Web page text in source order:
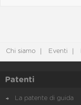
Chi siamo Eventi
Patenti
La patente di guida